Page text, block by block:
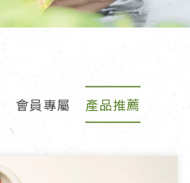
會員專屬 產品推薦